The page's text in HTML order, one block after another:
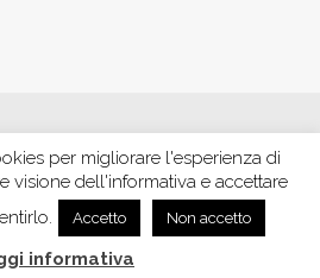
P. IVA IT00426970422 |PRIVACY
-Trasparenza aiuti e contributi
nel 2020
per migliorare l'esperienza di
visione dell'informativa e accettare
Accetto Non accetto
informativa